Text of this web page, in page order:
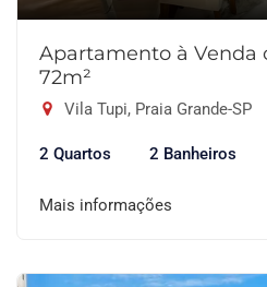
Apartamento à Venda
72m²
Vila Tupi, Praia Grande-SP
2 Quartos 2 Banheiros
Mais informações